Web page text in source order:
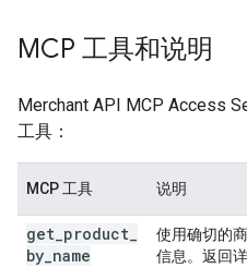
MCP 工具和说明
Merchant API MCP Access
工具：
MCP 工具 说明
get product
by name
使用确切的
信息。返回